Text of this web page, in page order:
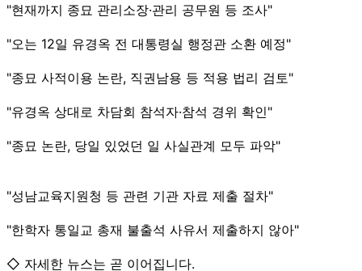
"현재까지 종묘 관리소장·관리 공무원 등 조사"
"오는 12일 유경옥 전 대통령실 행정관 소환 예정"
"종묘 사적이용 논란, 직권남용 등 적용 법리 검토"
"유경옥 상대로 차담회 참석자·참석 경위 확인"
"종묘 논란, 당일 있었던 일 사실관계 모두 파악"
"성남교육지원청 등 관련 기관 자료 제출 절차"
"한학자 통일교 총재 불출석 사유서 제출하지 않아"
◇ 자세한 뉴스는 곧 이어집니다.